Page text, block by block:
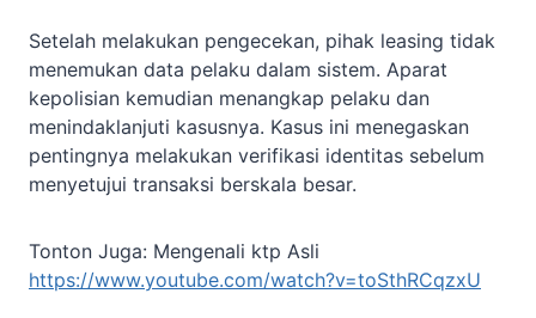
Setelah melakukan pengecekan, pihak leasing tidak
menemukan data pelaku dalam sistem. Aparat
kepolisian kemudian menangkap pelaku dan
menindaklanjuti kasusnya. Kasus ini menegaskan
pentingnya melakukan verifikasi identitas sebelum
menyetujui transaksi berskala besar.
Tonton Juga: Mengenali ktp Asli
https://www.youtube.com/watch?v=toSthRCqzxU